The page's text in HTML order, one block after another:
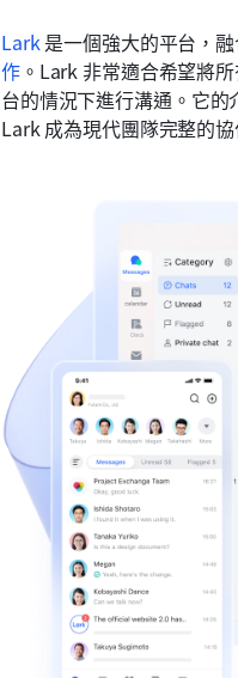
Lark 是一個強大的平台，
作。Lark 非常適合希望將
台的情況下進行溝通。它
Lark 成為現代團隊完整的協